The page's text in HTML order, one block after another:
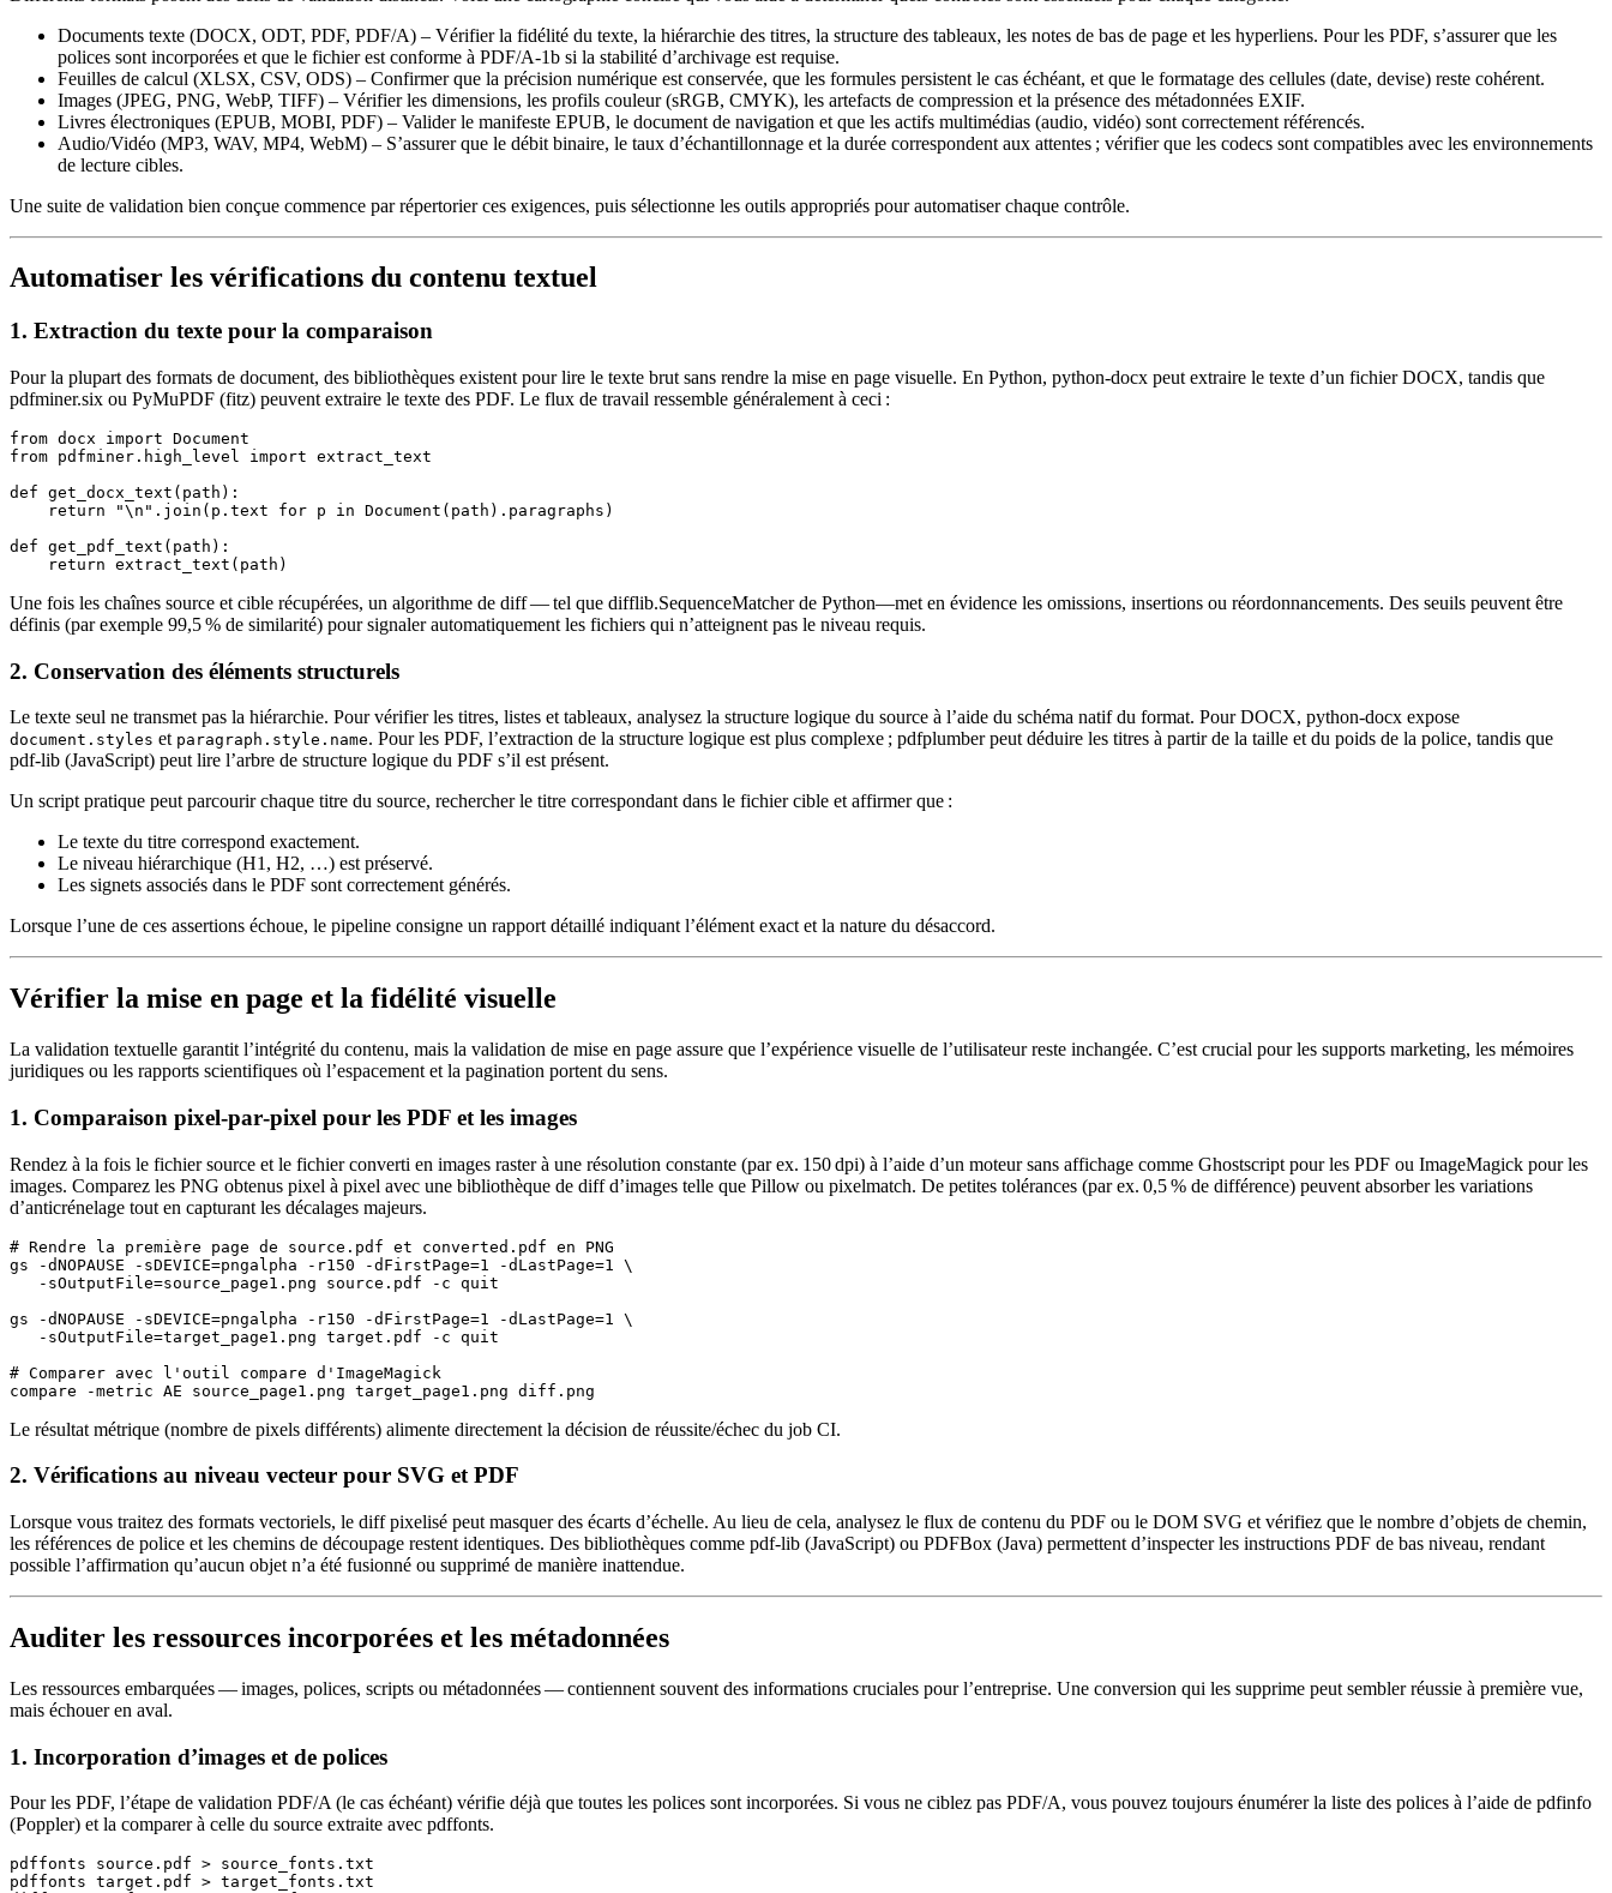
Documents texte (DOCX, ODT, PDF, PDF/A) – Vérifier la fidélité du texte, la hiérarchie des titres, la structure des tableaux, les notes de bas de page et les hyperliens. Pour les PDF, s’assurer que les
polices sont incorporées et que le fichier est conforme à PDF/A‑1b si la stabilité d’archivage est requise.
Feuilles de calcul (XLSX, CSV, ODS) – Confirmer que la précision numérique est conservée, que les formules persistent le cas échéant, et que le formatage des cellules (date, devise) reste cohérent.
Images (JPEG, PNG, WebP, TIFF) – Vérifier les dimensions, les profils couleur (sRGB, CMYK), les artefacts de compression et la présence des métadonnées EXIF.
Livres électroniques (EPUB, MOBI, PDF) – Valider le manifeste EPUB, le document de navigation et que les actifs multimédias (audio, vidéo) sont correctement référencés.
Audio/Vidéo (MP3, WAV, MP4, WebM) – S’assurer que le débit binaire, le taux d’échantillonnage et la durée correspondent aux attentes ; vérifier que les codecs sont compatibles avec les environnements
de lecture cibles.
Une suite de validation bien conçue commence par répertorier ces exigences, puis sélectionne les outils appropriés pour automatiser chaque contrôle.
Automatiser les vérifications du contenu textuel
1. Extraction du texte pour la comparaison
Pour la plupart des formats de document, des bibliothèques existent pour lire le texte brut sans rendre la mise en page visuelle. En Python, python‑docx peut extraire le texte d’un fichier DOCX, tandis que
pdfminer.six ou PyMuPDF (fitz) peuvent extraire le texte des PDF. Le flux de travail ressemble généralement à ceci :
from docx import Document
from pdfminer.high_level import extract_text
def get_docx_text(path):
    return "\n".join(p.text for p in Document(path).paragraphs)
def get_pdf_text(path):
Une fois les chaînes source et cible récupérées, un algorithme de diff — tel que difflib.SequenceMatcherde Python—met en évidence les omissions, insertions ou réordonnancements. Des seuils peuvent être
définis (par exemple 99,5 % de similarité) pour signaler automatiquement les fichiers qui n’atteignent pas le niveau requis.
2. Conservation des éléments structurels
Le texte seul ne transmet pas la hiérarchie. Pour vérifier les titres, listes et tableaux, analysez la structure logique du source à l’aide du schéma natif du format. Pour DOCX, python‑docx expose
document.styles et paragraph.style.name. Pour les PDF, l’extraction de la structure logique est plus complexe ; pdfplumberpeut déduire les titres à partir de la taille et du poids de la police, tandis que
pdf‑lib (JavaScript) peut lire l’arbre de structure logique du PDF s’il est présent.
Un script pratique peut parcourir chaque titre du source, rechercher le titre correspondant dans le fichier cible et affirmer que :
Le texte du titre correspond exactement.
Le niveau hiérarchique (H1, H2, …) est préservé.
Les signets associés dans le PDF sont correctement générés.
Lorsque l’une de ces assertions échoue, le pipeline consigne un rapport détaillé indiquant l’élément exact et la nature du désaccord.
Vérifier la mise en page et la fidélité visuelle
La validation textuelle garantit l’intégrité du contenu, mais la validation de mise en page assure que l’expérience visuelle de l’utilisateur reste inchangée. C’est crucial pour les supports marketing, les mémoires
juridiques ou les rapports scientifiques où l’espacement et la pagination portent du sens.
1. Comparaison pixel‑par‑pixel pour les PDF et les images
Rendez à la fois le fichier source et le fichier converti en images raster à une résolution constante (par ex. 150 dpi) à l’aide d’un moteur sans affichage comme Ghostscript pour les PDF ou ImageMagick pour les
images. Comparez les PNG obtenus pixel à pixel avec une bibliothèque de diff d’images telle que Pillow ou pixelmatch. De petites tolérances (par ex. 0,5 % de différence) peuvent absorber les variations
d’anticrénelage tout en capturant les décalages majeurs.
# Rendre la première page de source.pdf et converted.pdf en PNG
gs -dNOPAUSE -sDEVICE=pngalpha -r150 -dFirstPage=1 -dLastPage=1 \
   -sOutputFile=source_page1.png source.pdf -c quit
gs -dNOPAUSE -sDEVICE=pngalpha -r150 -dFirstPage=1 -dLastPage=1 \
   -sOutputFile=target_page1.png target.pdf -c quit
# Comparer avec l'outil compare d'ImageMagick
Le résultat métrique (nombre de pixels différents) alimente directement la décision de réussite/échec du job CI.
2. Vérifications au niveau vecteur pour SVG et PDF
Lorsque vous traitez des formats vectoriels, le diff pixelisé peut masquer des écarts d’échelle. Au lieu de cela, analysez le flux de contenu du PDF ou le DOM SVG et vérifiez que le nombre d’objets de chemin,
les références de police et les chemins de découpage restent identiques. Des bibliothèques comme pdf‑lib (JavaScript) ou PDFBox (Java) permettent d’inspecter les instructions PDF de bas niveau, rendant
possible l’affirmation qu’aucun objet n’a été fusionné ou supprimé de manière inattendue.
Auditer les ressources incorporées et les métadonnées
Les ressources embarquées — images, polices, scripts ou métadonnées — contiennent souvent des informations cruciales pour l’entreprise. Une conversion qui les supprime peut sembler réussie à première vue,
mais échouer en aval.
1. Incorporation d’images et de polices
Pour les PDF, l’étape de validation PDF/A (le cas échéant) vérifie déjà que toutes les polices sont incorporées. Si vous ne ciblez pas PDF/A, vous pouvez toujours énumérer la liste des polices à l’aide de pdfinfo
(Poppler) et la comparer à celle du source extraite avec pdffonts.
pdffonts source.pdf > source_fonts.txt
pdffonts target.pdf > target_fonts.txt